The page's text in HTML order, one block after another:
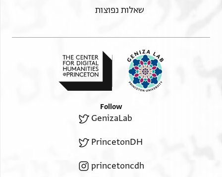
שאלות נפוצות
Follow
GenizaLab
PrincetonDH
princetoncdh